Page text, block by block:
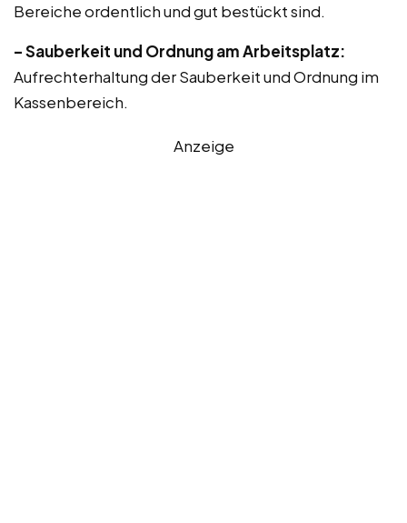
Bereiche ordentlich und gut bestückt sind.
– Sauberkeit und Ordnung am Arbeitsplatz:
Aufrechterhaltung der Sauberkeit und Ordnung im
Kassenbereich.
Anzeige